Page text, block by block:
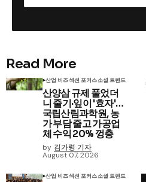
Read More
산업 비즈섹션 포커스소셜 트렌드
산양삼 규제 풀었더
니 줄기·잎이 '효자'…
국립산림과학원, 농
가 부담 줄고 가공업
체 수익 20% 껑충
by 김가령 기자
August 07, 2026
산업 비즈섹션 포커스소셜 트렌드